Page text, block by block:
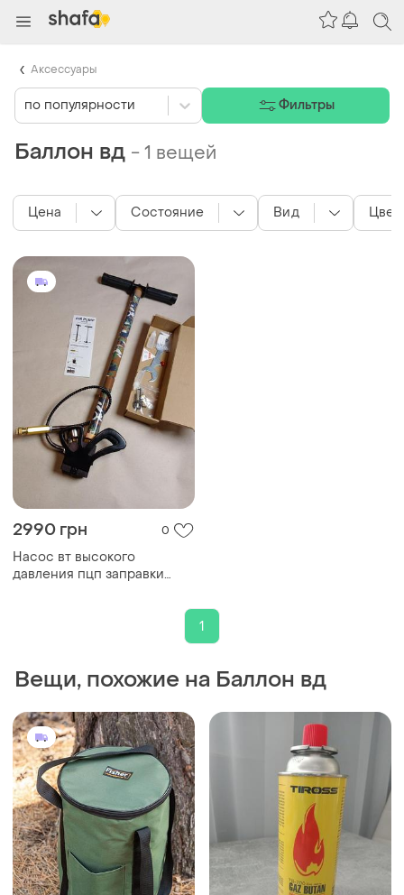
Баллон вд -1 вещей
2990 грн 0
Насос вт высокого
давления пцп заправки
высокого давления 300атм
1
Вещи, похожие на Баллон вд
Цена Состояние Вид Цвет
по популярности Фильтры
Аксессуары